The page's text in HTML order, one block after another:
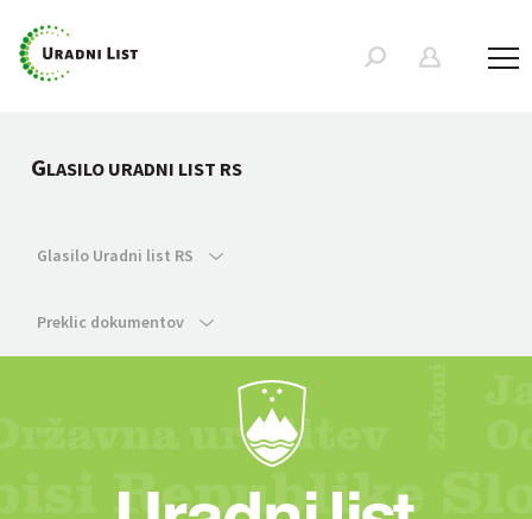
GLASILO URADNI LIST RS
Glasilo Uradni list RS
Preklic dokumentov